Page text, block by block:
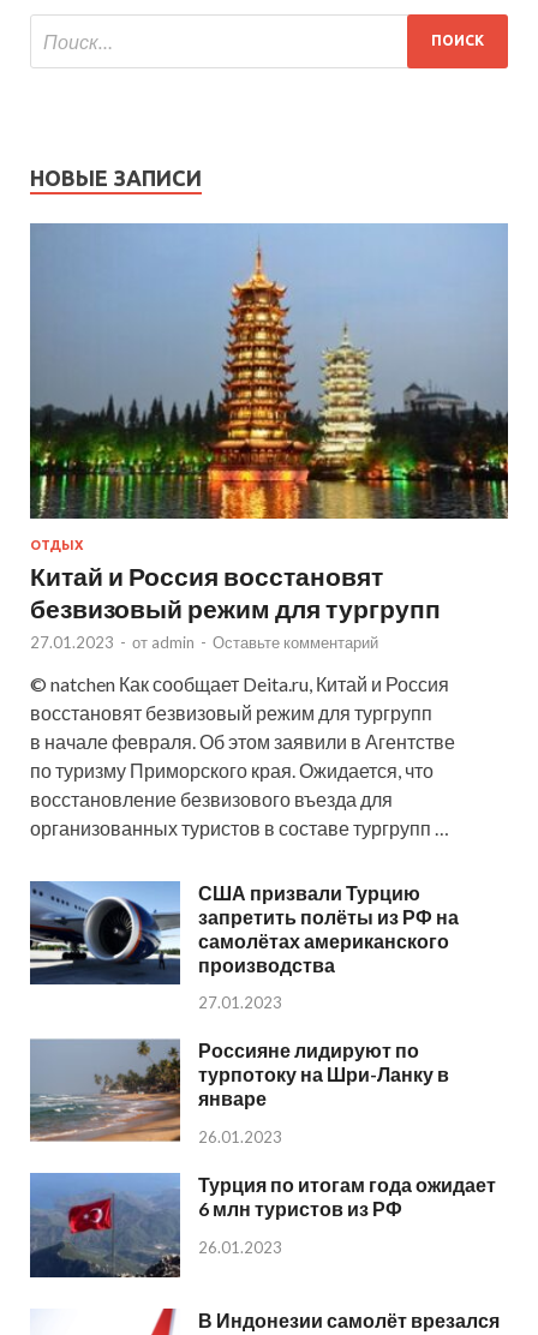
НОВЫЕ ЗАПИСИ
ОТДЫХ
Китай и Россия восстановят
безвизовый режим для тургрупп
27.01.2023 - от admin - Оставьте комментарий
© natchen Как сообщает Deita.ru, Китай и Россия
восстановят безвизовый режим для тургрупп
в начале февраля. Об этом заявили в Агентстве
по туризму Приморского края. Ожидается, что
восстановление безвизового въезда для
организованных туристов в составе тургрупп …
США призвали Турцию
запретить полёты из РФ на
самолётах американского
производства
27.01.2023
Россияне лидируют по
турпотоку на Шри-Ланку в
январе
26.01.2023
Турция по итогам года ожидает
6 млн туристов из РФ
26.01.2023
В Индонезии самолёт врезался